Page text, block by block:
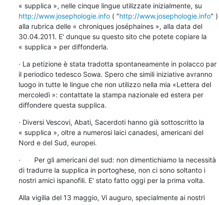
http://www.josephologie.info ( "http://www.josephologie.info" )
alla rubrica delle « chroniques joséphaines », alla data del
30.04.2011. E' dunque su questo sito che potete copiare la
« supplica » per diffonderla.
· La petizione è stata tradotta spontaneamente in polacco par
il periodico tedesco Sowa. Spero che simili iniziative avranno
luogo in tutte le lingue che non utilizzo nella mia «Lettera del
mercoledì »: contattate la stampa nazionale ed estera per
diffondere questa supplica.
· Diversi Vescovi, Abati, Sacerdoti hanno già sottoscritto la
« supplica », oltre a numerosi laici canadesi, americani del
Nord e del Sud, europei.
·       Per gli americani del sud: non dimentichiamo la necessità
di tradurre la supplica in portoghese, non ci sono soltanto i
nostri amici ispanofili. E' stato fatto oggi per la prima volta.
Alla vigilia del 13 maggio, Vi auguro, specialmente ai nostri